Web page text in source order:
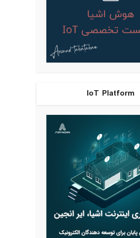
IoT Platform